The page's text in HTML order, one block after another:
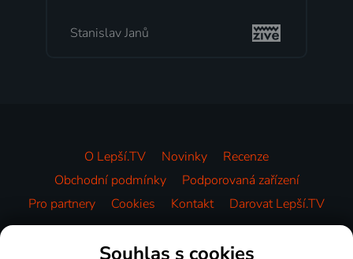
Milada Tomešová
O Lepší.TV Novinky
Recenze
Obchodní podmínky
Podporovaná zařízení
Pro partnery
Cookies Kontakt Darovat Lepší.TV
Videotéka
Souhlas s cookies